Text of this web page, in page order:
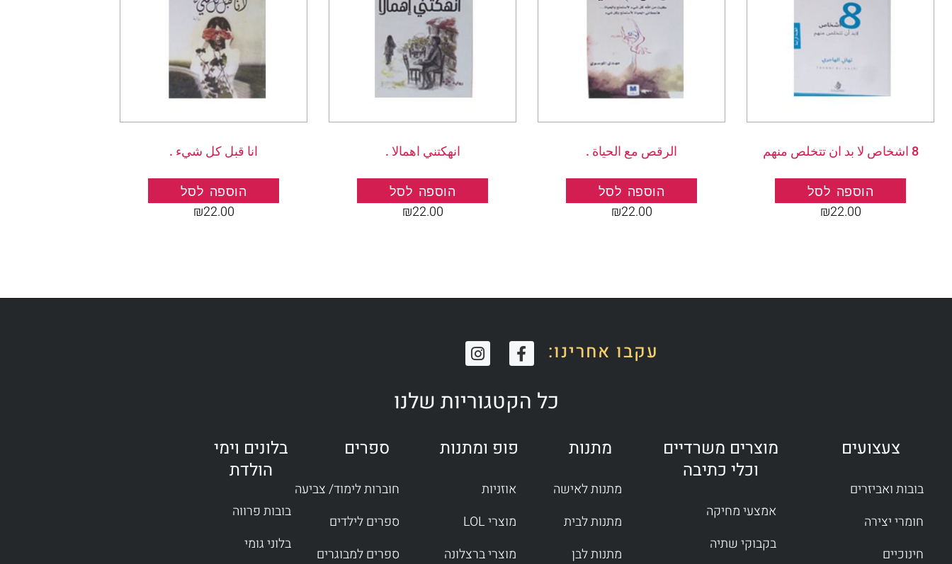
8 اشخاص لا بد ان تتخلص منهم
.
הוספה לסל
₪22.00
الرقص مع الحياة .
הוספה לסל
₪22.00
انهكتني اهمالا .
הוספה לסל
₪22.00
انا قبل كل شيء .
הוספה לסל
₪22.00
עקבו אחרינו:
F
a
e
b
o
k
I
n
t
a
r
a
כל הקטגוריות שלנו
צעצועים
בובות ואביזרים
חומרי יצירה
חינוכיים
מוצרים משרדיים
וכלי כתיבה
אמצעי מחיקה
בקבוקי שתיה
מתנות
מתנות לאישה
מתנות לבית
מתנות לבן
פופ ומתנות
אוזניות
מוצרי LOL
מוצרי ברצלונה
ספרים
חוברות לימוד/ צביעה
ספרים לילדים
ספרים למבוגרים
בלונים וימי
הולדת
בובות פרווה
בלוני גומי